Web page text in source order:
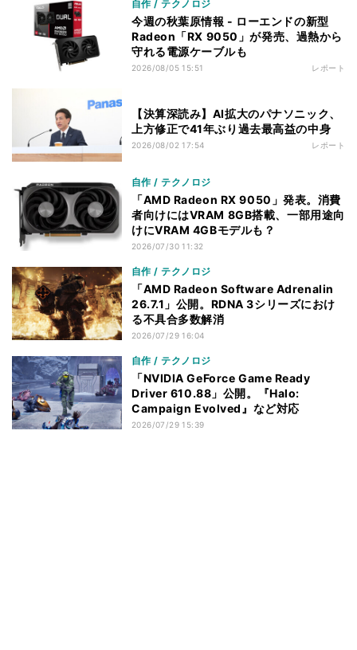
自作 / テクノロジ
今週の秋葉原情報 - ローエンドの新型
Radeon「RX 9050」が発売、過熱から
守れる電源ケーブルも
2026/08/05 15:51 レポート
【決算深読み】AI拡大のパナソニック、
上方修正で41年ぶり過去最高益の中身
2026/08/02 17:54 レポート
自作 / テクノロジ
「AMD Radeon RX 9050」発表。消費
者向けにはVRAM 8GB搭載、一部用途向
けにVRAM 4GBモデルも？
2026/07/30 11:32
自作 / テクノロジ
「AMD Radeon Software Adrenalin
26.7.1」公開。RDNA 3シリーズにおけ
る不具合多数解消
2026/07/29 16:04
自作 / テクノロジ
「NVIDIA GeForce Game Ready
Driver 610.88」公開。『Halo:
Campaign Evolved』など対応
2026/07/29 15:39